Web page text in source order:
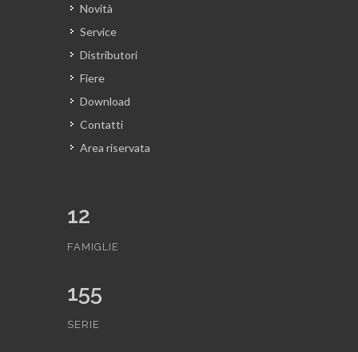
Novità
Service
Distributori
Fiere
Download
Contatti
Area riservata
12
FAMIGLIE
155
SERIE